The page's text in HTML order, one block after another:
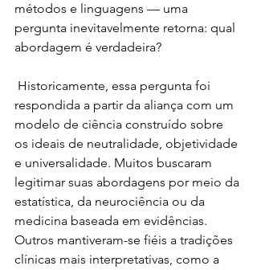
métodos e linguagens — uma
pergunta inevitavelmente retorna: qual
abordagem é verdadeira?
respondida a partir da aliança com um
modelo de ciência construído sobre
os ideais de neutralidade, objetividade
e universalidade. Muitos buscaram
legitimar suas abordagens por meio da
estatística, da neurociência ou da
medicina baseada em evidências.
Outros mantiveram-se fiéis a tradições
clínicas mais interpretativas, como a